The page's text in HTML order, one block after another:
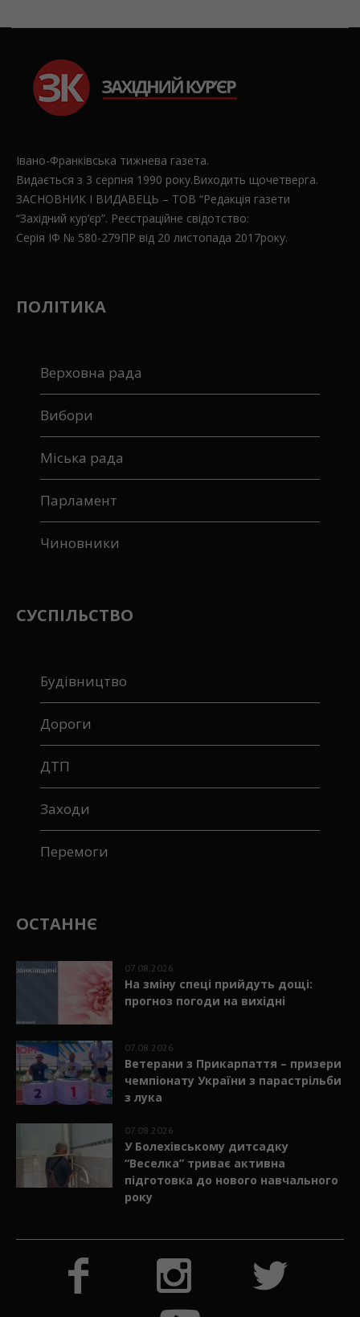
Івано-Франківська тижнева газета.
Видається з 3 серпня 1990 року.Виходить щочетверга.
ЗАСНОВНИК І ВИДАВЕЦЬ – ТОВ “Редакція газети
“Західний кур’єр”. Реєстраційне свідотство:
Серія ІФ № 580-279ПР від 20 листопада 2017року.
ПОЛІТИКА
Верховна рада
Вибори
Міська рада
Парламент
Чиновники
СУСПІЛЬСТВО
Будівництво
Дороги
ДТП
Заходи
Перемоги
ОСТАННЄ
07.08.2026
На зміну спеці прийдуть дощі:
прогноз погоди на вихідні
07.08.2026
Ветерани з Прикарпаття – призери
чемпіонату України з парастрільби
з лука
07.08.2026
У Болехівському дитсадку
“Веселка” триває активна
підготовка до нового навчального
року